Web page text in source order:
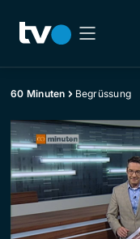
60 Minuten Begrüssung